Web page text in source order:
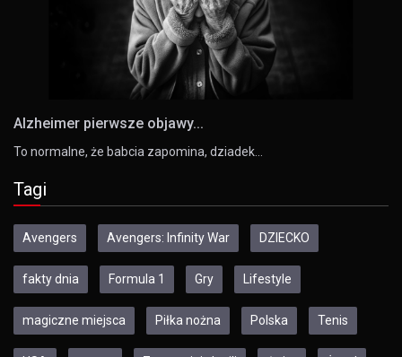
Alzheimer pierwsze objawy...
To normalne, że babcia zapomina, dziadek…
Tagi
Avengers Avengers: Infinity War DZIECKO
fakty dnia Formula 1 Gry Lifestyle
magiczne miejsca Piłka nożna Polska Tenis